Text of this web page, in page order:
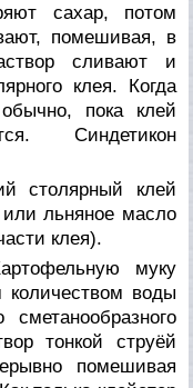
сахар, потом
помешивая, в
сливают и
клея. Когда
пока клей
Синдетикон
столярный клей
льняное масло
клея).
муку
воды
тонкой струёй
помешивая